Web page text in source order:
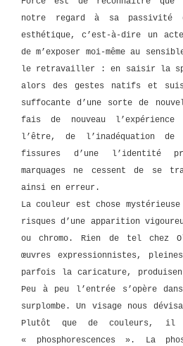
notre regard à sa
esthétique, c’est-à-dire un
de m’exposer moi-même au
le retravailler : en saisir la
alors des gestes natifs et
suffocante d’une sorte de
fais de nouveau
l’être, de l’inadéquation de
fissures d’une l’identité
marquages ne cessent de se
ainsi en erreur.
La couleur est chose
risques d’une apparition
ou chromo. Rien de tel chez
œuvres expressionnistes,
parfois la caricature,
Peu à peu l’entrée s’opère
surplombe. Un visage nous
Plutôt que de couleurs,
« phosphorescences ». La